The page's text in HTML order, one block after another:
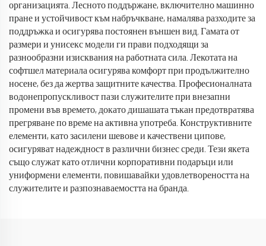
организацията. Лесното поддържане, включително машинно
пране и устойчивост към набръчкване, намалява разходите за
поддръжка и осигурява постоянен външен вид. Гамата от
размери и унисекс модели ги прави подходящи за
разнообразни изисквания на работната сила. Лекотата на
софтшел материала осигурява комфорт при продължително
носене, без да жертва защитните качества. Професионалната
водонепропускливост пази служителите при внезапни
промени във времето, докато дишашата тъкан предотвратява
прегряване по време на активна употреба. Конструктивните
елементи, като засилени шевове и качествени ципове,
осигуряват надеждност в различни бизнес среди. Тези якета
също служат като отлични корпоративни подаръци или
униформени елементи, повишавайки удовлетвореността на
служителите и разпознаваемостта на бранда.